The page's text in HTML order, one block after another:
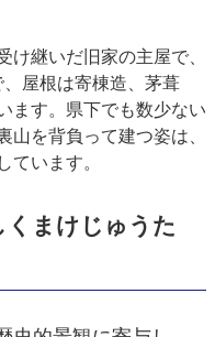
け継いだ旧家の主屋で、
屋根は寄棟造、茅葺
ます。県下でも数少ない
山を背負って建つ姿は、
ています。
くまけじゅうた